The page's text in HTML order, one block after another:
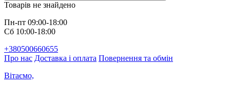
Товарів не знайдено
Пн-пт 09:00-18:00
Сб 10:00-18:00
+380500660655
Про нас Доставка і оплата Повернення та обмін
Вітаємо,